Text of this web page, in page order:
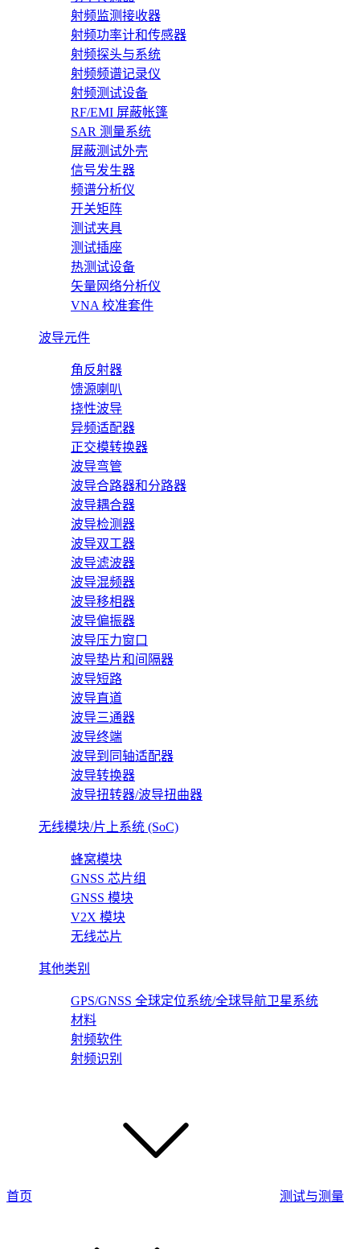
射频监测接收器
射频功率计和传感器
射频探头与系统
射频频谱记录仪
射频测试设备
RF/EMI 屏蔽帐篷
SAR 测量系统
屏蔽测试外壳
信号发生器
频谱分析仪
开关矩阵
测试夹具
测试插座
热测试设备
矢量网络分析仪
VNA 校准套件
波导元件
角反射器
馈源喇叭
挠性波导
异频适配器
正交模转换器
波导弯管
波导合路器和分路器
波导耦合器
波导检测器
波导双工器
波导滤波器
波导混频器
波导移相器
波导偏振器
波导压力窗口
波导垫片和间隔器
波导短路
波导直道
波导三通器
波导终端
波导到同轴适配器
波导转换器
波导扭转器/波导扭曲器
无线模块/片上系统 (SoC)
蜂窝模块
GNSS 芯片组
GNSS 模块
V2X 模块
无线芯片
其他类别
GPS/GNSS 全球定位系统/全球导航卫星系统
材料
射频软件
射频识别
首页 测试与测量